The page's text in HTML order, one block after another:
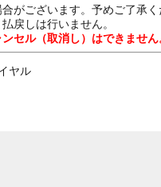
がございます。予めご了承く
戻しは行いません。
セル（取消し）はできません
ヤル